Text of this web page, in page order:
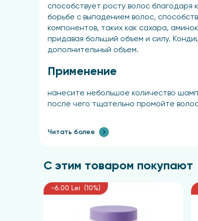
способствует росту волос благодаря
борьбе с выпадением волос,
компонентов, таких как сахара,
придавая больший объем и силу.
дополнительный объем.
Применение
нанесите небольшое количество
после чего тщательно промойте
Читать более
С этим товаром покупают
-6.00 Lei (10%)